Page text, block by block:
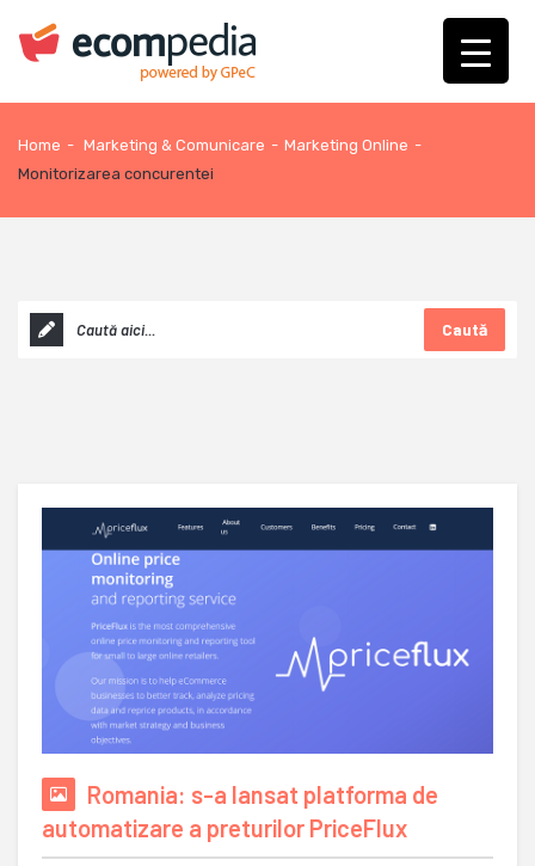
Home - Marketing & Comunicare - Marketing Online -
Monitorizarea concurentei
Caută
Romania: s-a lansat platforma de
automatizare a preturilor PriceFlux